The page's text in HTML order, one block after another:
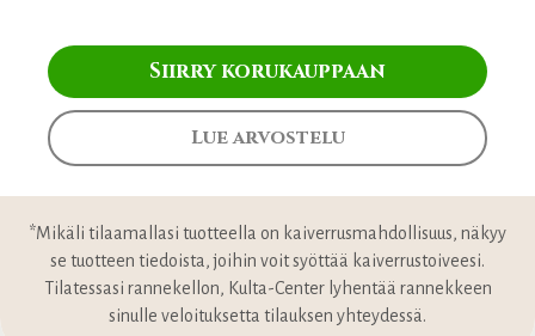
Siirry korukauppaan
Lue arvostelu
*Mikäli tilaamallasi tuotteella on kaiverrusmahdollisuus, näkyy
se tuotteen tiedoista, joihin voit syöttää kaiverrustoiveesi.
Tilatessasi rannekellon, Kulta-Center lyhentää rannekkeen
sinulle veloituksetta tilauksen yhteydessä.